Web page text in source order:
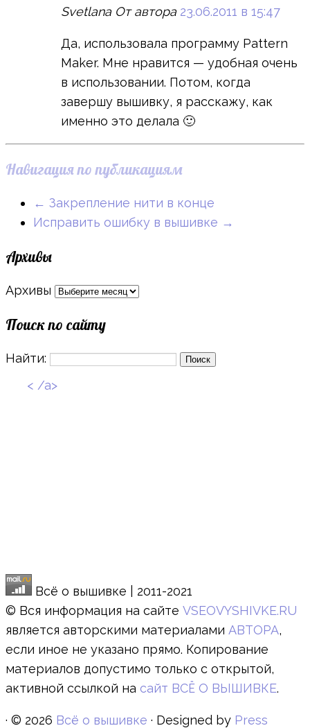
Svetlana От автора 23.06.2011 в 15:47
Да, использовала программу Pattern
Maker. Мне нравится — удобная очень
в использовании. Потом, когда
завершу вышивку, я расскажу, как
именно это делала 🙂
Навигация по публикациям
← Закрепление нити в конце
Исправить ошибку в вышивке →
Архивы
Архивы
Поиск по сайту
Найти:
< /a>
Всё о вышивке | 2011-2021
© Вся информация на сайте VSEOVYSHIVKE.RU
является авторскими материалами АВТОРА,
если иное не указано прямо. Копирование
материалов допустимо только с открытой,
активной ссылкой на сайт ВСЁ О ВЫШИВКЕ.
· © 2026 Всё о вышивке · Designed by Press